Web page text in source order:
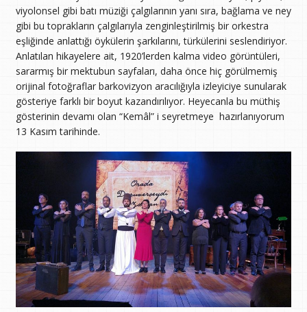
viyolonsel gibi batı müziği çalgılarının yanı sıra, bağlama ve ney
gibi bu toprakların çalgılarıyla zenginleştirilmiş bir orkestra
eşliğinde anlattığı öykülerin şarkılarını, türkülerini seslendiriyor.
Anlatılan hikayelere ait, 1920’lerden kalma video görüntüleri,
sararmış bir mektubun sayfaları, daha önce hiç görülmemiş
orijinal fotoğraflar barkovizyon aracılığıyla izleyiciye sunularak
gösteriye farklı bir boyut kazandırılıyor. Heyecanla bu müthiş
gösterinin devamı olan “Kemâl” i seyretmeye hazırlanıyorum
13 Kasım tarihinde.